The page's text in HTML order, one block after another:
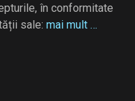
în conformitate
sale: mai mult …